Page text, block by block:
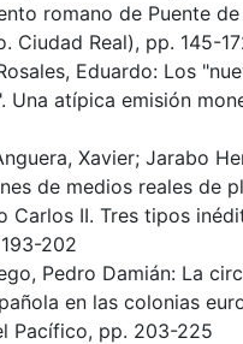
romano de Puente
Ciudad Real), pp. 145-
Eduardo: Los
Una atípica emisión
Xavier; Jarabo
de medios reales de
Carlos II. Tres tipos
202
Pedro Damián: La
en las colonias
Pacífico, pp. 203-225